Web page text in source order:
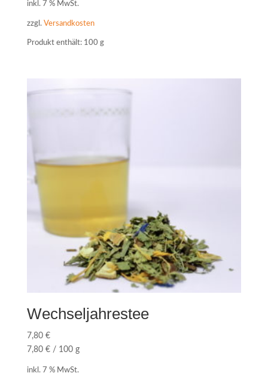
inkl. 7 % MwSt.
zzgl. Versandkosten
Produkt enthält: 100 g
Wechseljahrestee
7,80 €
7,80 €/ 100 g
inkl. 7 % MwSt.